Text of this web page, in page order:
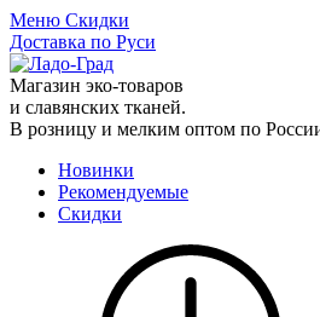
Меню Скидки
Доставка по Руси
Магазин эко-товаров
и славянских тканей.
В розницу и мелким оптом по
Новинки
Рекомендуемые
Скидки